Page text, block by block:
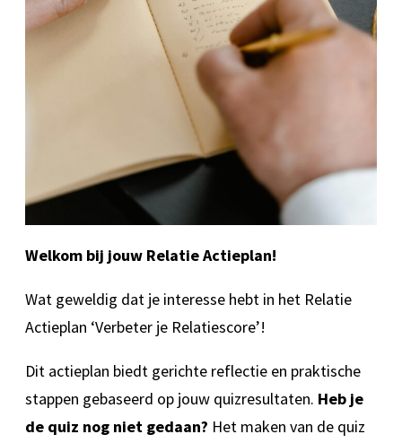
Welkom bij jouw Relatie Actieplan!
Wat geweldig dat je interesse hebt in het Relatie
Actieplan ‘Verbeter je Relatiescore’!
Dit actieplan biedt gerichte reflectie en praktische
stappen gebaseerd op jouw quizresultaten. Heb je
de quiz nog niet gedaan? Het maken van de quiz